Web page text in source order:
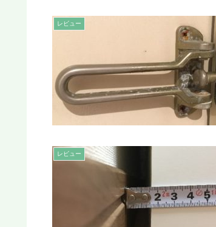
レビュー
レビュー